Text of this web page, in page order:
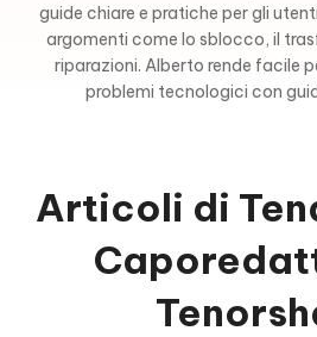
guide chiare e pratiche per gli
argomenti come lo sblocco, il
riparazioni. Alberto rende facile
problemi tecnologici con
Articoli di